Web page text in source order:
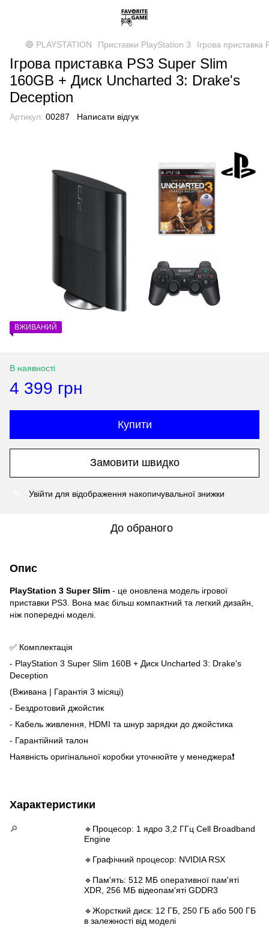
🔵 PLAYSTATION Приставки PlayStation 3 Ігрова
Ігрова приставка PS3 Super Slim
160GB + Диск Uncharted 3: Drake's
Deception
Артикул: 00287 Написати відгук
ВЖИВАНИЙ
В наявності
4 399 грн
Купити
Замовити швидко
Увійти для відображення накопичувальної знижки
До обраного
Опис
PlayStation 3 Super Slim - це оновлена модель ігрової
приставки PS3. Вона має більш компактний та легкий дизайн,
ніж попередні моделі.
✅ Комплектація
- PlayStation 3 Super Slim 160B + Диск Uncharted 3: Drake's
Deception
(Вживана | Гарантія 3 місяці)
- Бездротовий джойстик
- Кабель живлення, HDMI та шнур зарядки до джойстика
- Гарантійний талон
Наявність оригінальної коробки уточнюйте у менеджера❗
Характеристики
🔎
🔹Процесор: 1 ядро 3,2 ГГц Cell Broadband
Engine
🔹Графічний процесор: NVIDIA RSX
🔹Пам'ять: 512 МБ оперативної пам'яті
XDR, 256 МБ відеопам'яті GDDR3
🔹Жорсткий диск: 12 ГБ, 250 ГБ або 500 ГБ
в залежності від моделі